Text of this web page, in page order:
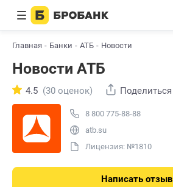
Главная Банки АТБ Новости
Новости АТБ
8 800 775-88-88
atb.su
Лицензия: №1810
4.5 (30 оценок) Поделиться
Написать отзыв